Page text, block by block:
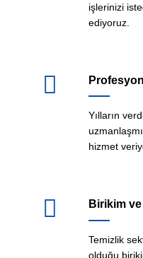
işlerinizi
ediyoruz.
Yılların
hizmet
Birikim
Temizlik
olduğu